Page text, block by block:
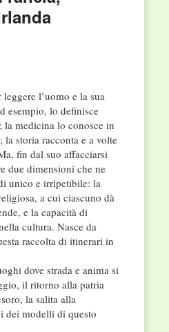
l’uomo e la sua
esempio, lo definisce
la medicina lo conosce in
la storia racconta e a volte
fin dal suo affacciarsi
due dimensioni che ne
unico e irripetibile: la
a cui ciascuno dà
e la capacità di
cultura. Nasce da
raccolta di itinerari in
dove strada e anima si
il ritorno alla patria
la salita alla
dei modelli di questo